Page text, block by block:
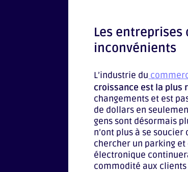
Les entreprises
inconvénients
L’industrie du
croissance est la plus
changements et est
de dollars en
gens sont désormais
n’ont plus à se
chercher un parking
électronique
commodité aux